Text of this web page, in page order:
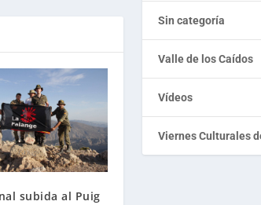
subida al Puig
Sin categoría
Valle de los Caídos
Vídeos
Viernes Culturales